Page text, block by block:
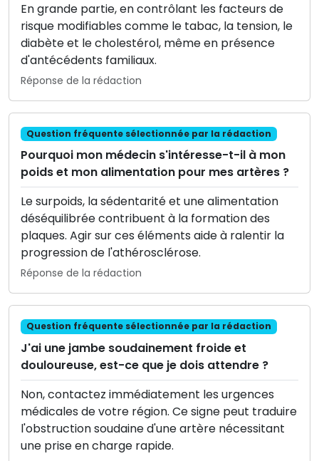
En grande partie, en contrôlant les facteurs de
risque modifiables comme le tabac, la tension, le
diabète et le cholestérol, même en présence
d'antécédents familiaux.
Réponse de la rédaction
Question fréquente sélectionnée par la rédaction
Pourquoi mon médecin s'intéresse-t-il à mon
poids et mon alimentation pour mes artères ?
Le surpoids, la sédentarité et une alimentation
déséquilibrée contribuent à la formation des
plaques. Agir sur ces éléments aide à ralentir la
progression de l'athérosclérose.
Réponse de la rédaction
Question fréquente sélectionnée par la rédaction
J'ai une jambe soudainement froide et
douloureuse, est-ce que je dois attendre ?
Non, contactez immédiatement les urgences
médicales de votre région. Ce signe peut traduire
l'obstruction soudaine d'une artère nécessitant
une prise en charge rapide.